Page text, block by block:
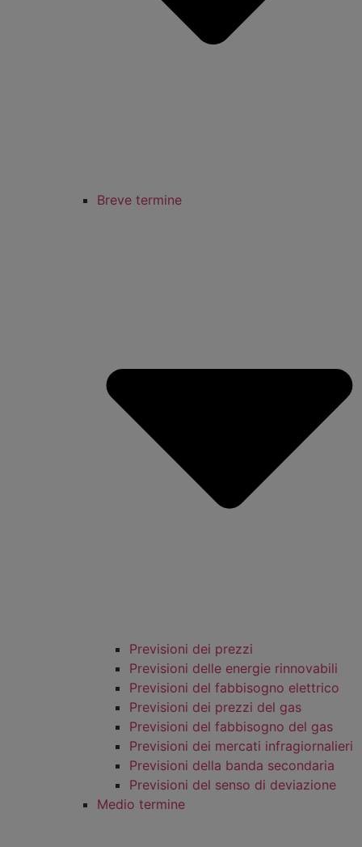
Breve termine
Previsioni dei prezzi
Previsioni delle energie rinnovabili
Previsioni del fabbisogno elettrico
Previsioni dei prezzi del gas
Previsioni del fabbisogno del gas
Previsioni dei mercati infragiornalieri
Previsioni della banda secondaria
Previsioni del senso di deviazione
Medio termine